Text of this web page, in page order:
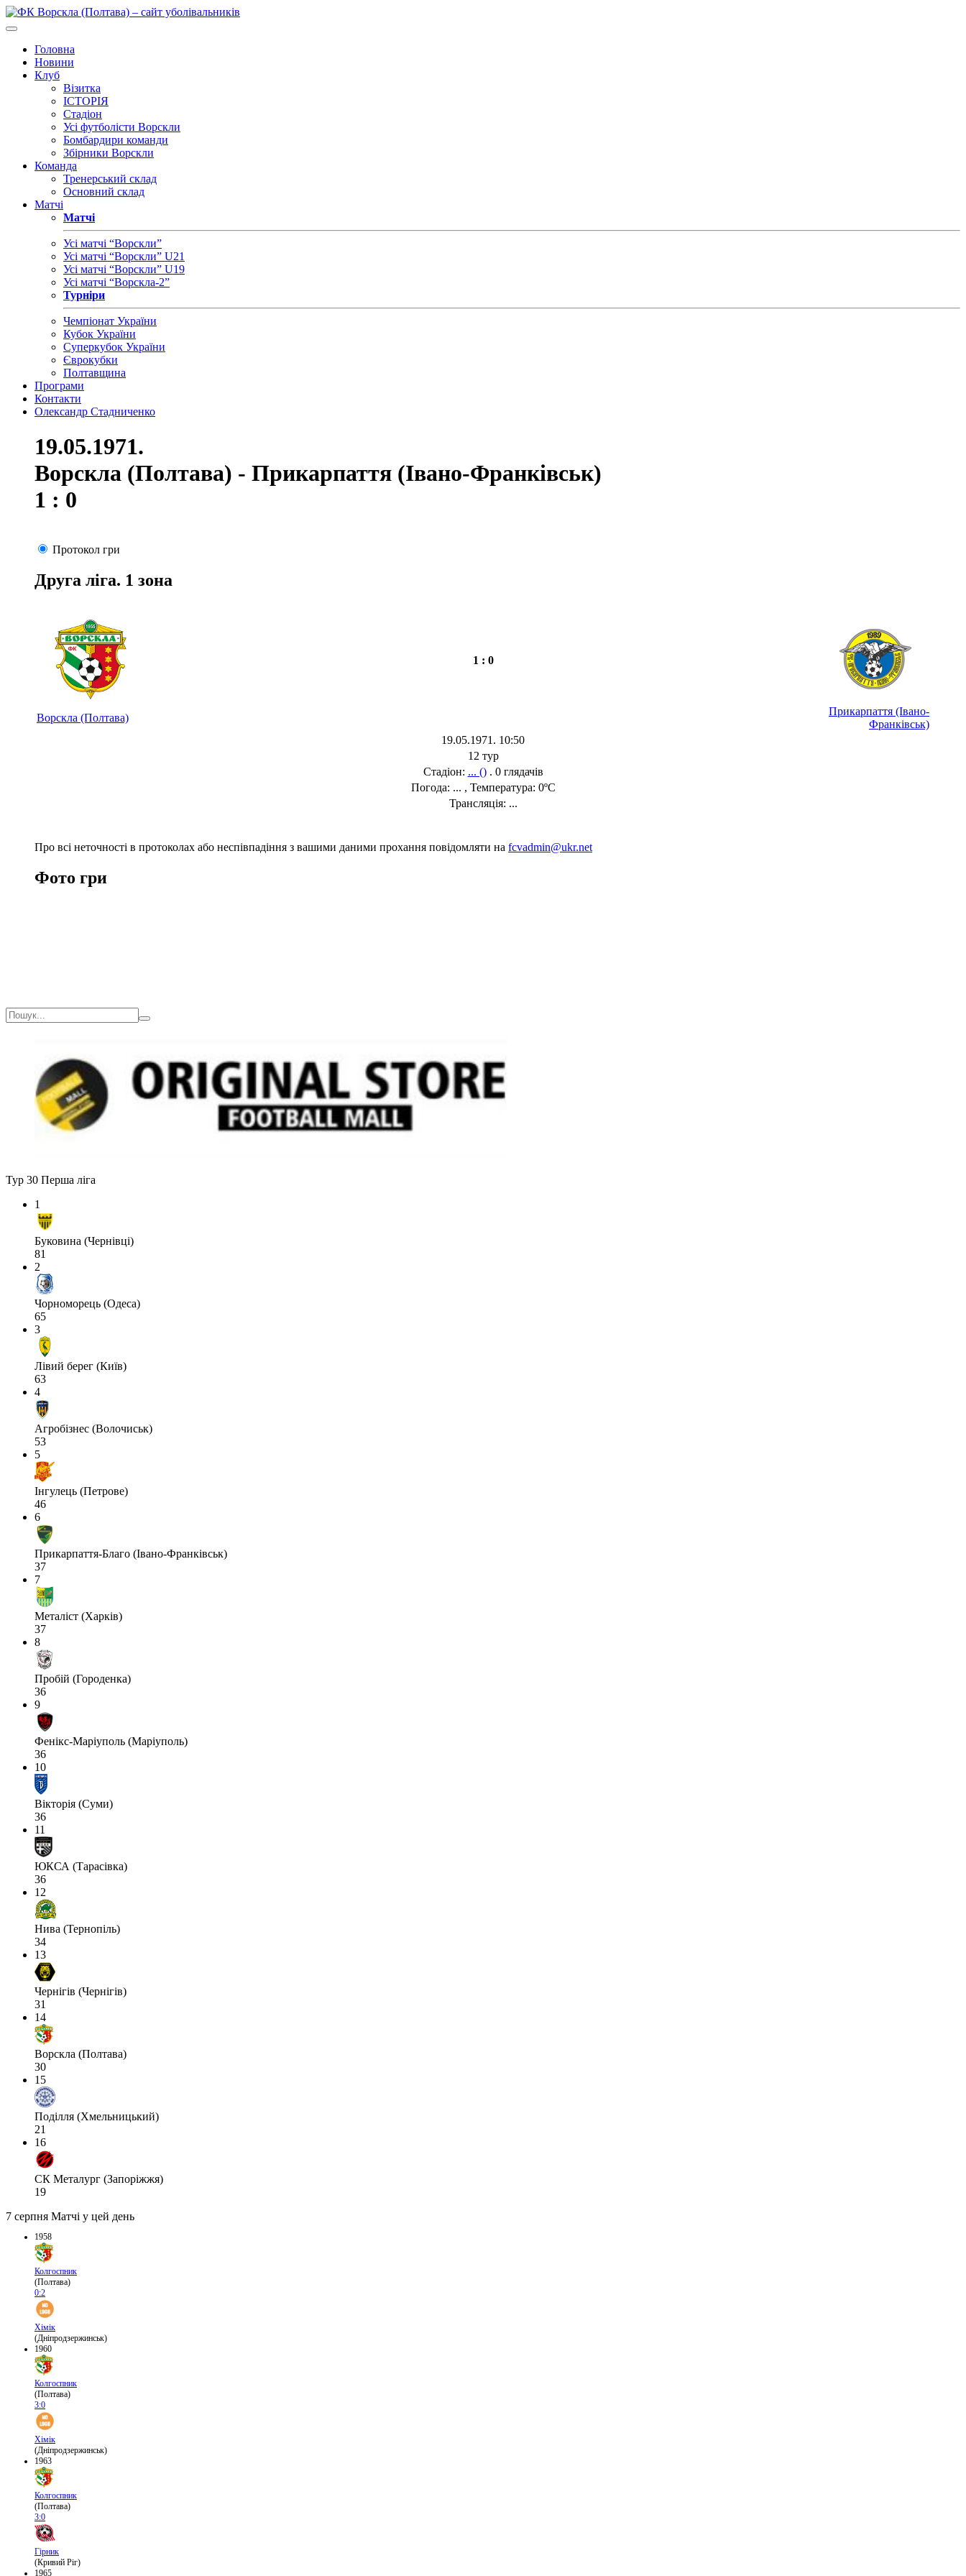
Головна
Новини
Клуб
Візитка
ІСТОРІЯ
Стадіон
Усі футболісти Ворскли
Бомбардири команди
Збірники Ворскли
Команда
Тренерський склад
Основний склад
Матчі
Матчі
Усі матчі “Ворскли”
Усі матчі “Ворскли” U21
Усі матчі “Ворскли” U19
Усі матчі “Ворскла-2”
Турніри
Чемпіонат України
Кубок України
Суперкубок України
Єврокубки
Полтавщина
Програми
Контакти
Олександр Стадниченко
19.05.1971.
Ворскла (Полтава) - Прикарпаття (Івано-Франківськ)
1 : 0
Протокол гри
Друга ліга. 1 зона
1 : 0
Ворскла (Полтава)
Прикарпаття (Івано-
Франківськ)
19.05.1971. 10:50
12 тур
Стадіон: ... (). 0 глядачів
Погода: ... , Температура: 0ºC
Трансляція: ...
Про всі неточності в протоколах або неспівпадіння з вашими даними прохання повідомляти на fcvadmin@ukr.net
Фото гри
Тур 30 Перша ліга
1
Буковина (Чернівці)
81
2
Чорноморець (Одеса)
65
3
Лівий берег (Київ)
63
4
Агробізнес (Волочиськ)
53
5
Інгулець (Петрове)
46
6
Прикарпаття-Благо (Івано-Франківськ)
37
7
Металіст (Харків)
37
8
Пробій (Городенка)
36
9
Фенікс-Маріуполь (Маріуполь)
36
10
Вікторія (Суми)
36
11
ЮКСА (Тарасівка)
36
12
Нива (Тернопіль)
34
13
Чернігів (Чернігів)
31
14
Ворскла (Полтава)
30
15
Поділля (Хмельницький)
21
16
СК Металург (Запоріжжя)
19
7 серпня Матчі у цей день
1958
Колгоспник
(Полтава)
0:2
Хімік
(Дніпродзержинськ)
1960
Колгоспник
(Полтава)
3:0
Хімік
(Дніпродзержинськ)
1963
Колгоспник
(Полтава)
3:0
Гірник
(Кривий Ріг)
1965